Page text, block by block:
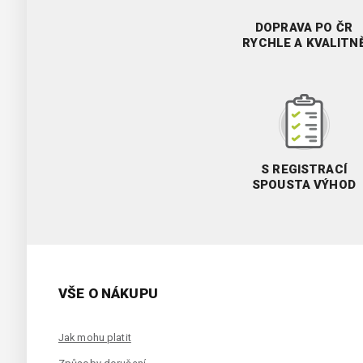
DOPRAVA PO ČR
RYCHLE A
S REGISTRACÍ
SPOUSTA VÝHOD
VŠE O NÁKUPU
Jak mohu platit